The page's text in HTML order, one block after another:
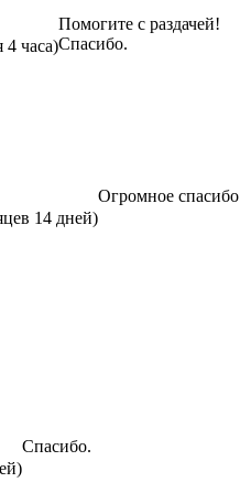
4 часа)
Помогите с раздачей!
Спасибо.
14 дней)
Огромное
Спасибо.